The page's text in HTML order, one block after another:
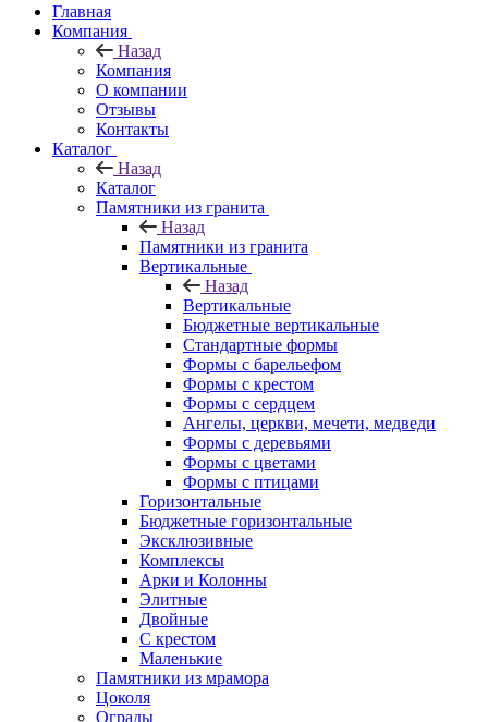
Главная
Компания
Назад
Компания
О компании
Отзывы
Контакты
Каталог
Назад
Каталог
Памятники из гранита
Назад
Памятники из гранита
Вертикальные
Назад
Вертикальные
Бюджетные вертикальные
Стандартные формы
Формы с барельефом
Формы с крестом
Формы с сердцем
Ангелы, церкви, мечети, медведи
Формы с деревьями
Формы с цветами
Формы с птицами
Горизонтальные
Бюджетные горизонтальные
Эксклюзивные
Комплексы
Арки и Колонны
Элитные
Двойные
С крестом
Маленькие
Памятники из мрамора
Цоколя
Ограды